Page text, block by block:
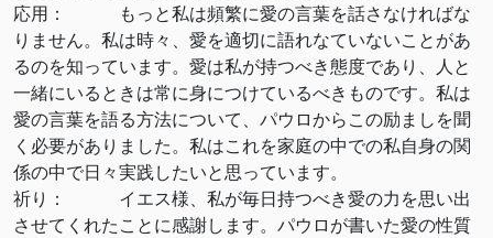
応用： もっと私は頻繁に愛の言葉を話さなければな
りません。私は時々、愛を適切に語れなていないことがあ
るのを知っています。愛は私が持つべき態度であり、人と
一緒にいるときは常に身につけているべきものです。私は
愛の言葉を語る方法について、パウロからこの励ましを聞
く必要がありました。私はこれを家庭の中での私自身の関
係の中で日々実践したいと思っています。
祈り： イエス様、私が毎日持つべき愛の力を思い出
させてくれたことに感謝します。パウロが書いた愛の性質